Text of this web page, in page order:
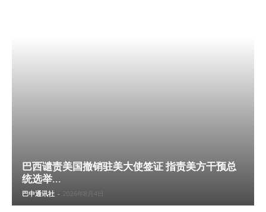
巴西谴责美国撤销驻美大使签证 指责美方干预总
统选举...
巴中通讯社 - 2026年8月4日